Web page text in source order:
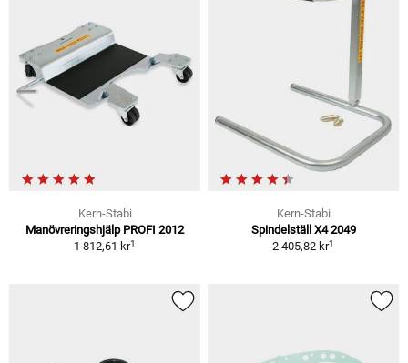
Kern-Stabi
Manövreringshjälp PROFI 2012
1 812,61 kr1
Kern-Stabi
Spindelställ X4 2049
2 405,82 kr1